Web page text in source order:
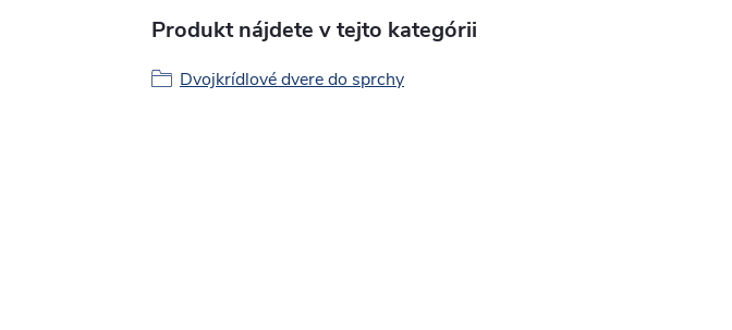
Produkt nájdete v tejto kategórii
Dvojkrídlové dvere do sprchy